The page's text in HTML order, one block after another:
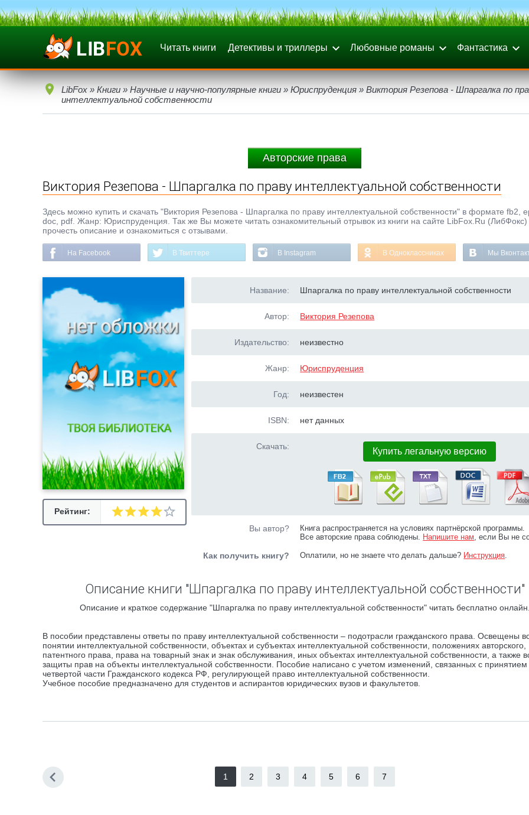
Читать книги Детективы и триллеры Любовные романы Фантастика
LibFox » Книги » Научные и научно-популярные книги » Юриспруденция » Виктория Резепова - Шпаргалка по
интеллектуальной собственности
Авторские права
Виктория Резепова - Шпаргалка по праву интеллектуальной собственности
Здесь можно купить и скачать "Виктория Резепова - Шпаргалка по праву интеллектуальной собственности" в формате fb2,
doc, pdf. Жанр: Юриспруденция. Так же Вы можете читать ознакомительный отрывок из книги на сайте LibFox.Ru (ЛибФокс)
прочесть описание и ознакомиться с отзывами.
На Facebook В Твиттере В Instagram В Одноклассниках Мы
Рейтинг:
Название: Шпаргалка по праву интеллектуальной собственности
Автор: Виктория Резепова
Издательство: неизвестно
Жанр: Юриспруденция
Год: неизвестен
ISBN: нет данных
Скачать: Купить легальную версию
Вы автор?
Книга распространяется на условиях партнёрской программы.
Все авторские права соблюдены. Напишите нам, если Вы не
Как получить книгу? Оплатили, но не знаете что делать дальше? Инструкция.
Описание книги "Шпаргалка по праву интеллектуальной собственности"
Описание и краткое содержание "Шпаргалка по праву интеллектуальной собственности" читать бесплатно онлайн.
В пособии представлены ответы по праву интеллектуальной собственности – подотрасли гражданского права. Освещены
понятии интеллектуальной собственности, объектах и субъектах интеллектуальной собственности, положениях авторского,
патентного права, права на товарный знак и знак обслуживания, иных объектах интеллектуальной собственности, а также
защиты прав на объекты интеллектуальной собственности. Пособие написано с учетом изменений, связанных с принятием
четвертой части Гражданского кодекса РФ, регулирующей право интеллектуальной собственности.
Учебное пособие предназначено для студентов и аспирантов юридических вузов и факультетов.
1 2 3 4 5 6 7